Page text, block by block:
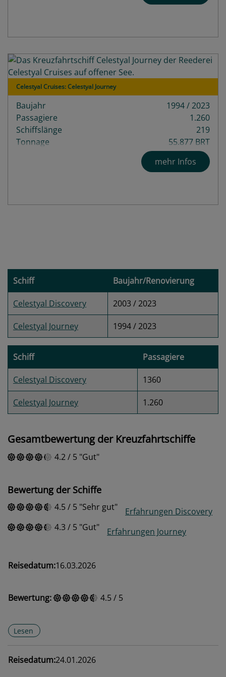
Celestyal Cruises: Celestyal Journey
Baujahr
1994 / 2023
Passagiere
1.260
Schiffslänge
219
Tonnage
55.877 BRT
10
mehr Infos
Schiff Baujahr/Renovierung
Celestyal Discovery 2003 / 2023
Celestyal Journey 1994 / 2023
Schiff Passagiere
Celestyal Discovery 1360
Celestyal Journey 1.260
Gesamtbewertung der Kreuzfahrtschiffe
4.2/ 5 Gut
Bewertung der Schiffe
4.5/ 5 Sehr gut
Erfahrungen Discovery
4.3 / 5 Gut Erfahrungen Journey
Reisedatum:16.03.2026
Bewertung: 4.5/ 5
Lesen
Reisedatum:24.01.2026